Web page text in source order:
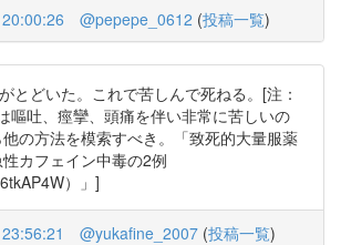
@pepepe_0612 (投稿一覧)
とどいた。これで苦しんで死ねる。[注：
嘔吐、痙攣、頭痛を伴い非常に苦しいの
の方法を模索すべき。「致死的大量服薬
カフェイン中毒の2例
）」]
@yukafine_2007 (投稿一覧)